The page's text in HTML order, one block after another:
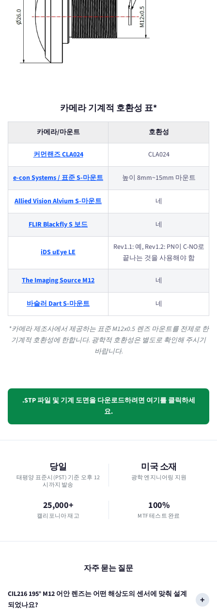
카메라 기계적 호환성 표*
카메라/마운트 호환성
커먼랜즈 CLA024 CLA024
e-con Systems / 표준 S-마운트 높이 8mm~15mm 마운트
Allied Vision Alvium S-마운트 네
FLIR Blackfly S 보드 네
iDS uEye LE
Rev1.1: 예, Rev1.2: PN이 C-NO로
끝나는 것을 사용해야 함
The Imaging Source M12 네
바슬러 Dart S-마운트 네
*카메라 제조사에서 제공하는 표준 M12x0.5 렌즈 마운트를 전제로 한
기계적 호환성에 한합니다. 광학적 호환성은 별도로 확인해 주시기
바랍니다.
.STP 파일 및 기계 도면을 다운로드하려면 여기를 클릭하세
요.
당일
태평양 표준시(PST) 기준 오후 12
시까지 발송
미국 소재
광학 엔지니어링 지원
25,000+
캘리포니아 재고
100%
MTF 테스트 완료
자주 묻는 질문
CIL216 195° M12 어안 렌즈는 어떤 해상도의 센서에 맞춰 설계
되었나요?